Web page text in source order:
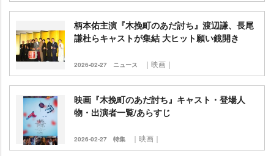
柄本佑主演『木挽町のあだ討ち』渡辺謙、長尾
謙杜らキャストが集結 大ヒット願い鏡開き
2026-02-27 ニュース ｜映画｜
映画『木挽町のあだ討ち』キャスト・登場人
物・出演者一覧/あらすじ
2026-02-27 特集 ｜映画｜